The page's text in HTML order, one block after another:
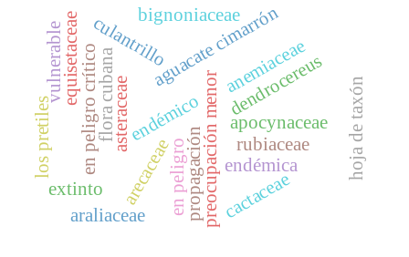
asteraceaeendémico
flora cubana preocupación menor rubiaceae
apocynaceae
endémica
arecaceae
en peligro crítico aguacate cimarrón
cactaceae
dendrocereus
propagación
culantrillo
en peligro hoja de taxón
equisetaceae bignoniaceae
vulnerable
araliaceae
extinto
anemiaceae
los pretiles